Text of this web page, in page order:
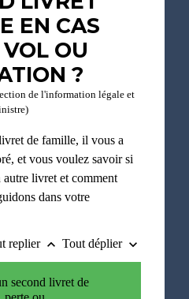
EN CAS
OU
?
de l'information légale et
de famille, il vous a
et vous voulez savoir si
livret et comment
dans votre
replier keyboard_arrow_up Tout déplier keyboard_arrow_down
second livret de